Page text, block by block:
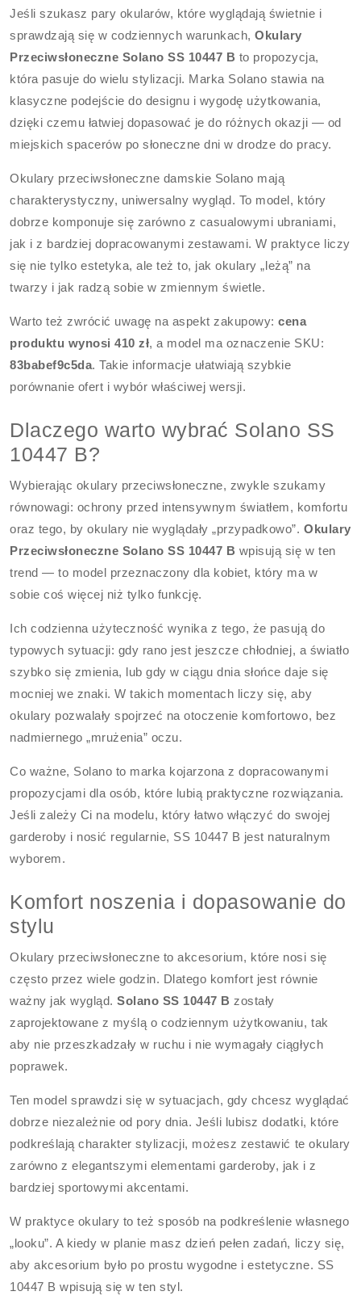
Jeśli szukasz pary okularów, które wyglądają świetnie i
sprawdzają się w codziennych warunkach,Okulary
Przeciwsłoneczne Solano SS 10447 B to propozycja,
która pasuje do wielu stylizacji. Marka Solano stawia na
klasyczne podejście do designu i wygodę użytkowania,
dzięki czemu łatwiej dopasować je do różnych okazji — od
miejskich spacerów po słoneczne dni w drodze do pracy.
Okulary przeciwsłoneczne damskie Solano mają
charakterystyczny, uniwersalny wygląd. To model, który
dobrze komponuje się zarówno z casualowymi ubraniami,
jak i z bardziej dopracowanymi zestawami. W praktyce liczy
się nie tylko estetyka, ale też to, jak okulary „leżą” na
twarzy i jak radzą sobie w zmiennym świetle.
Warto też zwrócić uwagę na aspekt zakupowy:cena
produktu wynosi 410 zł, a model ma oznaczenie SKU:
83babef9c5da. Takie informacje ułatwiają szybkie
porównanie ofert i wybór właściwej wersji.
Dlaczego warto wybrać Solano SS
10447 B?
Wybierając okulary przeciwsłoneczne, zwykle szukamy
równowagi: ochrony przed intensywnym światłem, komfortu
oraz tego, by okulary nie wyglądały „przypadkowo”.Okulary
Przeciwsłoneczne Solano SS 10447 B wpisują się w ten
trend — to model przeznaczony dla kobiet, który ma w
sobie coś więcej niż tylko funkcję.
Ich codzienna użyteczność wynika z tego, że pasują do
typowych sytuacji: gdy rano jest jeszcze chłodniej, a światło
szybko się zmienia, lub gdy w ciągu dnia słońce daje się
mocniej we znaki. W takich momentach liczy się, aby
okulary pozwalały spojrzeć na otoczenie komfortowo, bez
nadmiernego „mrużenia” oczu.
Co ważne, Solano to marka kojarzona z dopracowanymi
propozycjami dla osób, które lubią praktyczne rozwiązania.
Jeśli zależy Ci na modelu, który łatwo włączyć do swojej
garderoby i nosić regularnie, SS 10447 B jest naturalnym
wyborem.
Komfort noszenia i dopasowanie do
stylu
Okulary przeciwsłoneczne to akcesorium, które nosi się
często przez wiele godzin. Dlatego komfort jest równie
ważny jak wygląd.Solano SS 10447 B zostały
zaprojektowane z myślą o codziennym użytkowaniu, tak
aby nie przeszkadzały w ruchu i nie wymagały ciągłych
poprawek.
Ten model sprawdzi się w sytuacjach, gdy chcesz wyglądać
dobrze niezależnie od pory dnia. Jeśli lubisz dodatki, które
podkreślają charakter stylizacji, możesz zestawić te okulary
zarówno z elegantszymi elementami garderoby, jak i z
bardziej sportowymi akcentami.
W praktyce okulary to też sposób na podkreślenie własnego
„looku”. A kiedy w planie masz dzień pełen zadań, liczy się,
aby akcesorium było po prostu wygodne i estetyczne. SS
10447 B wpisują się w ten styl.